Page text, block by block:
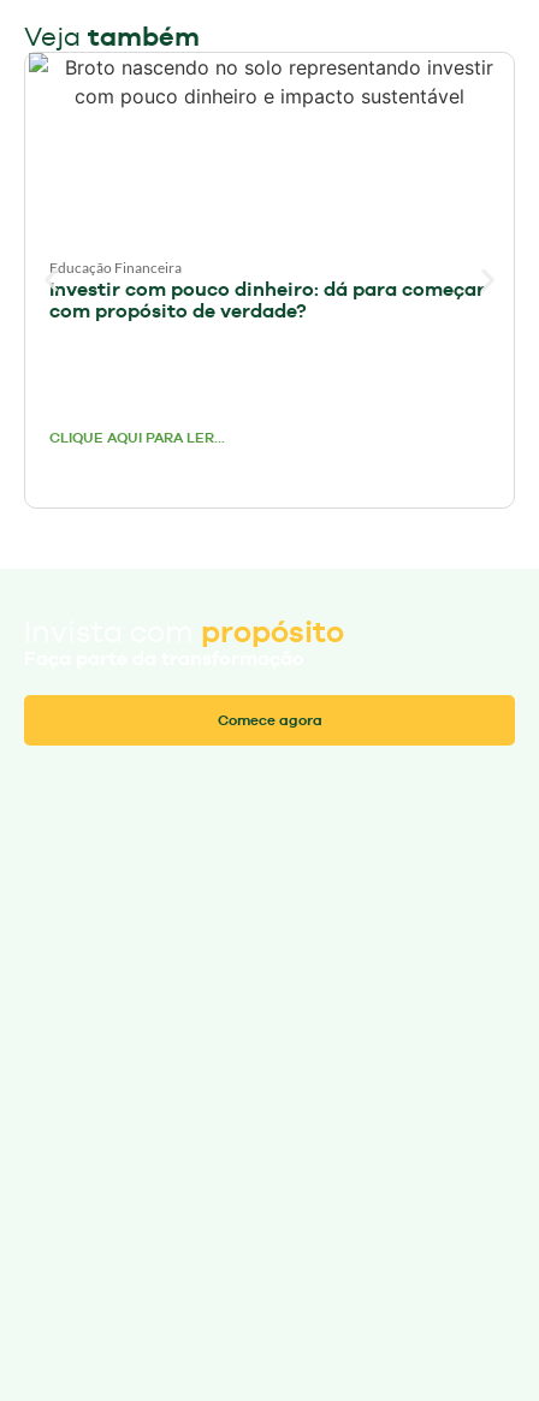
Veja também
Educação Financeira
Investir com pouco dinheiro: dá para começar
com propósito de verdade?
CLIQUE AQUI PARA LER...
propósito
Comece agora